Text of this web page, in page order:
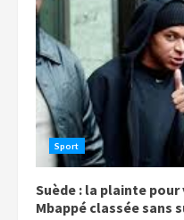
Sport
Suède : la plainte
Mbappé classée sans